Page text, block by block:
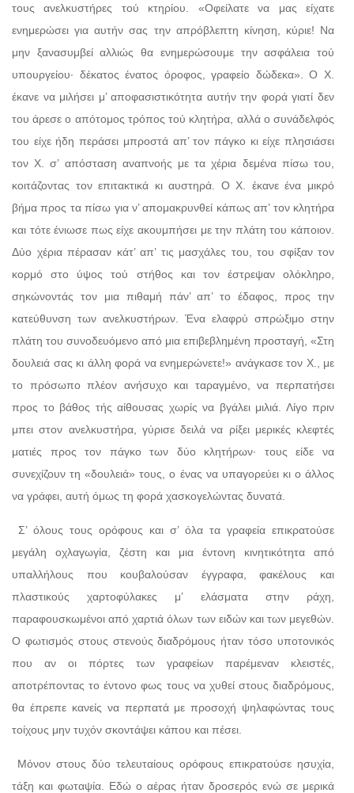
τους ανελκυστήρες τού κτηρίου. «Οφείλατε να μας είχατε
ενημερώσει για αυτήν σας την απρόβλεπτη κίνηση, κύριε! Να
μην ξανασυμβεί αλλιώς θα ενημερώσουμε την ασφάλεια τού
υπουργείου· δέκατος ένατος όροφος, γραφείο δώδεκα». Ο Χ.
έκανε να μιλήσει μ’ αποφασιστικότητα αυτήν την φορά γιατί δεν
του άρεσε ο απότομος τρόπος τού κλητήρα, αλλά ο συνάδελφός
του είχε ήδη περάσει μπροστά απ’ τον πάγκο κι είχε πλησιάσει
τον Χ. σ’ απόσταση αναπνοής με τα χέρια δεμένα πίσω του,
κοιτάζοντας τον επιτακτικά κι αυστηρά. Ο Χ. έκανε ένα μικρό
βήμα προς τα πίσω για ν’ απομακρυνθεί κάπως απ’ τον κλητήρα
και τότε ένιωσε πως είχε ακουμπήσει με την πλάτη του κάποιον.
Δύο χέρια πέρασαν κάτ’ απ’ τις μασχάλες του, του σφίξαν τον
κορμό στο ύψος τού στήθος και τον έστρεψαν ολόκληρο,
σηκώνοντάς τον μια πιθαμή πάν’ απ’ το έδαφος, προς την
κατεύθυνση των ανελκυστήρων. Ένα ελαφρύ σπρώξιμο στην
πλάτη του συνοδευόμενο από μια επιβεβλημένη προσταγή, «Στη
δουλειά σας κι άλλη φορά να ενημερώνετε!» ανάγκασε τον Χ., με
το πρόσωπο πλέον ανήσυχο και ταραγμένο, να περπατήσει
προς το βάθος τής αίθουσας χωρίς να βγάλει μιλιά. Λίγο πριν
μπει στον ανελκυστήρα, γύρισε δειλά να ρίξει μερικές κλεφτές
ματιές προς τον πάγκο των δύο κλητήρων· τους είδε να
συνεχίζουν τη «δουλειά» τους, ο ένας να υπαγορεύει κι ο άλλος
να γράφει, αυτή όμως τη φορά χασκογελώντας δυνατά.
Σ’ όλους τους ορόφους και σ’ όλα τα γραφεία επικρατούσε
μεγάλη οχλαγωγία, ζέστη και μια έντονη κινητικότητα από
υπαλλήλους που κουβαλούσαν έγγραφα, φακέλους και
πλαστικούς χαρτοφύλακες μ’ ελάσματα στην ράχη,
παραφουσκωμένοι από χαρτιά όλων των ειδών και των μεγεθών.
Ο φωτισμός στους στενούς διαδρόμους ήταν τόσο υποτονικός
που αν οι πόρτες των γραφείων παρέμεναν κλειστές,
αποτρέποντας το έντονο φως τους να χυθεί στους διαδρόμους,
θα έπρεπε κανείς να περπατά με προσοχή ψηλαφώντας τους
τοίχους μην τυχόν σκοντάψει κάπου και πέσει.
Μόνον στους δύο τελευταίους ορόφους επικρατούσε ησυχία,
τάξη και φωταψία. Εδώ ο αέρας ήταν δροσερός ενώ σε μερικά